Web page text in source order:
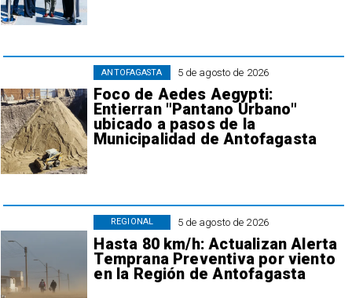
5 de agosto de 2026
Foco de Aedes Aegypti:
Entierran "Pantano Urbano"
ubicado a pasos de la
Municipalidad de Antofagasta
ANTOFAGASTA
5 de agosto de 2026
Hasta 80 km/h: Actualizan Alerta
Temprana Preventiva por viento
en la Región de Antofagasta
REGIONAL